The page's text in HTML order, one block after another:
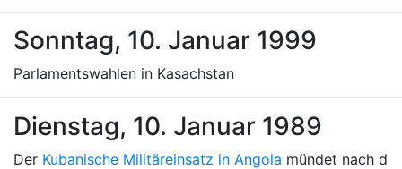
Sonntag, 10. Januar 1999
Parlamentswahlen in Kasachstan
Dienstag, 10. Januar 1989
Der Kubanische Militäreinsatz in Angola mündet nach d